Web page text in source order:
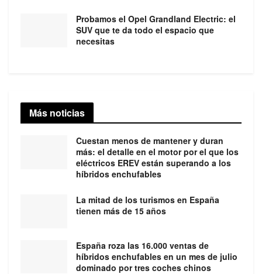
Probamos el Opel Grandland Electric: el
SUV que te da todo el espacio que
necesitas
Más noticias
Cuestan menos de mantener y duran
más: el detalle en el motor por el que los
eléctricos EREV están superando a los
híbridos enchufables
La mitad de los turismos en España
tienen más de 15 años
España roza las 16.000 ventas de
híbridos enchufables en un mes de julio
dominado por tres coches chinos